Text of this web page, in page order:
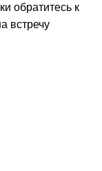
обратитесь к
встречу